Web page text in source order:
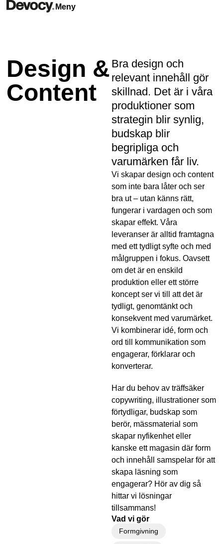
Meny
Design &
Content
Vad vi gör
Formgivning
Bra design och
relevant innehåll gör
skillnad. Det är i våra
produktioner som
strategin blir synlig,
budskap blir
begripliga och
varumärken får liv.
Vi skapar design och content
som inte bara låter och ser
bra ut – utan känns rätt,
fungerar i vardagen och som
skapar effekt. Våra
leveranser är alltid framtagna
med ett tydligt syfte och med
målgruppen i fokus. Oavsett
om det är en enskild
produktion eller ett större
koncept ser vi till att det är
tydligt, genomtänkt och
konsekvent med varumärket.
Vi kombinerar idé, form och
ord till kommunikation som
engagerar, förklarar och
konverterar.
Har du behov av träffsäker
copywriting, illustrationer som
förtydligar, budskap som
berör, mässmaterial som
skapar nyfikenhet eller
kanske ett magasin där form
och innehåll samspelar för att
skapa läsning som
engagerar? Hör av dig så
hittar vi lösningar
tillsammans!